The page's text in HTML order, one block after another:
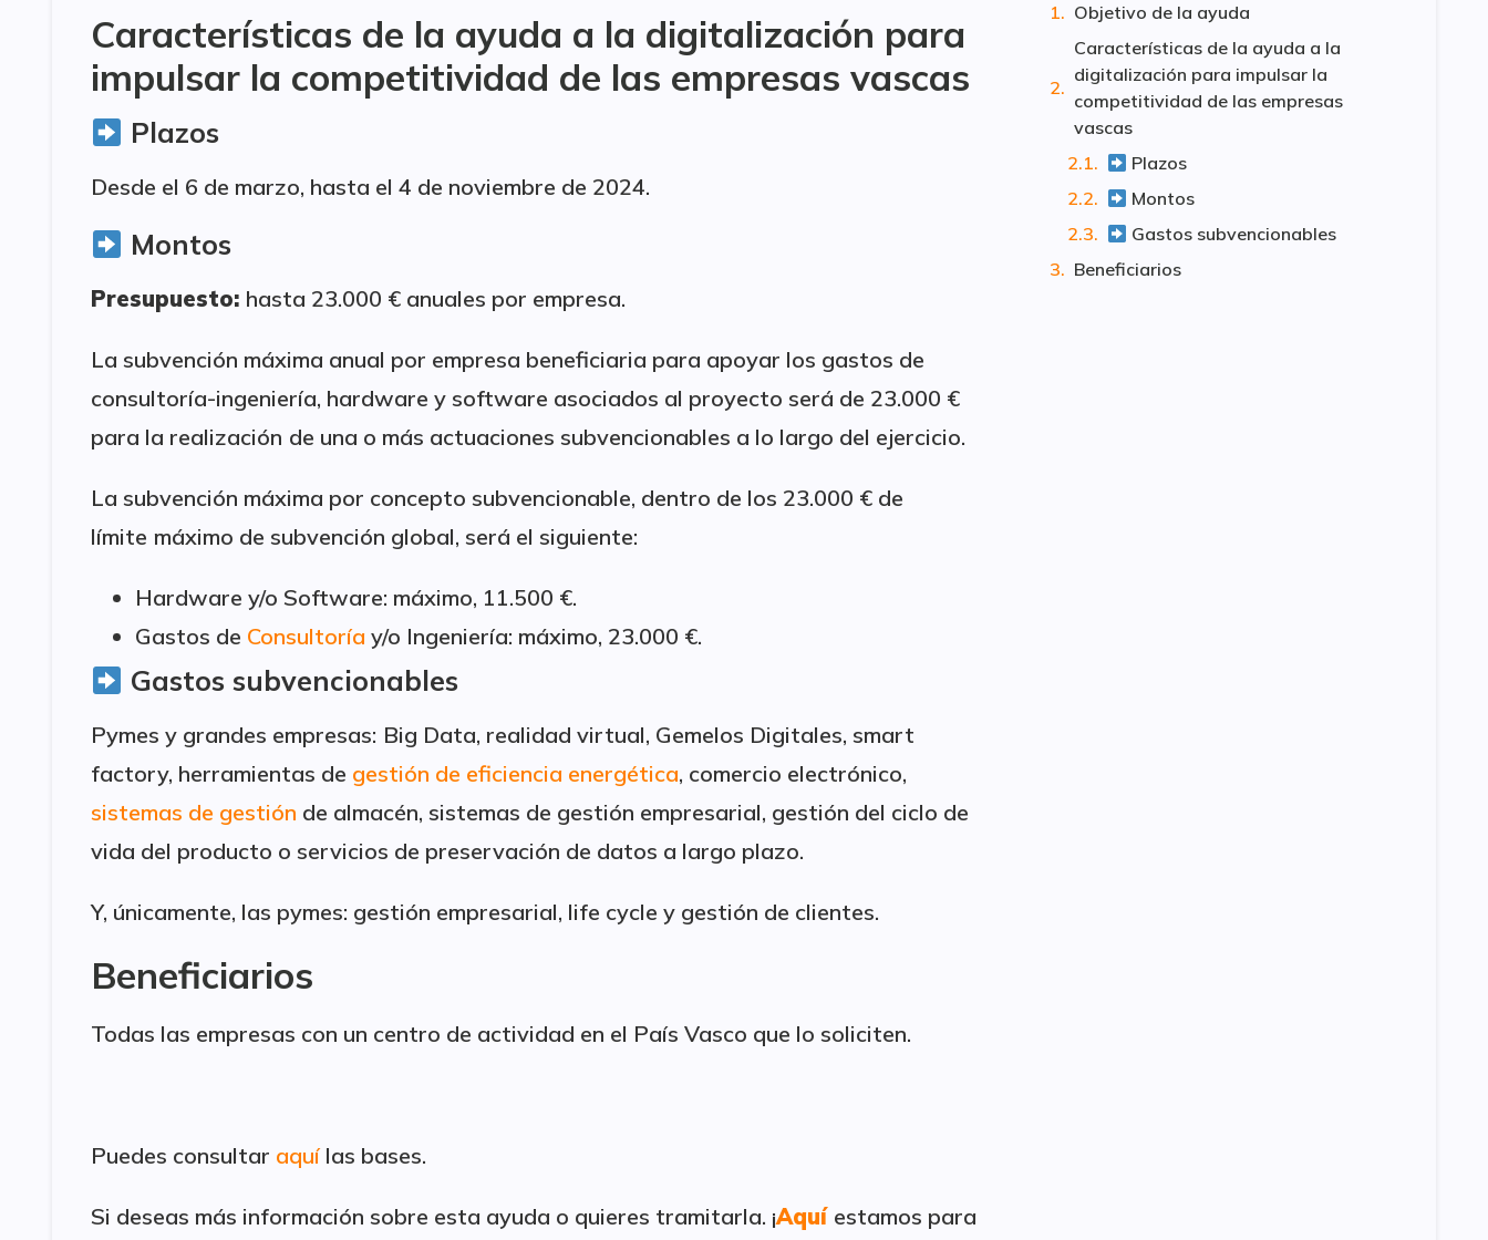
Características de la ayuda a la digitalización para
impulsar la competitividad de las empresas vascas
Plazos
Desde el 6 de marzo, hasta el 4 de noviembre de 2024.
Montos
Presupuesto: hasta 23.000 € anuales por empresa.
La subvención máxima anual por empresa beneficiaria para apoyar los gastos de
consultoría-ingeniería, hardware y software asociados al proyecto será de 23.000 €
para la realización de una o más actuaciones subvencionables a lo largo del ejercicio.
La subvención máxima por concepto subvencionable, dentro de los 23.000 € de
límite máximo de subvención global, será el siguiente:
Hardware y/o Software: máximo, 11.500 €.
Gastos de Consultoría y/o Ingeniería: máximo, 23.000 €.
Gastos subvencionables
Pymes y grandes empresas: Big Data, realidad virtual, Gemelos Digitales, smart
factory, herramientas de gestión de eficiencia energética, comercio electrónico,
sistemas de gestión de almacén, sistemas de gestión empresarial, gestión del ciclo de
vida del producto o servicios de preservación de datos a largo plazo.
Y, únicamente, las pymes: gestión empresarial, life cycle y gestión de clientes.
Beneficiarios
Todas las empresas con un centro de actividad en el País Vasco que lo soliciten.
Puedes consultar aquílas bases.
Si deseas más información sobre esta ayuda o quieres tramitarla. ¡Aquí estamos para
Objetivo de la ayuda
Características de la ayuda a la
digitalización para impulsar la
competitividad de las empresas
vascas
Plazos
Montos
Gastos subvencionables
Beneficiarios